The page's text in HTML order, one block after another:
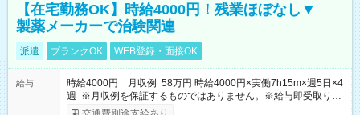
【在宅勤務OK】時給4000円！残業ほぼなし▼
製薬メーカーで治験関連
派遣 ブランクOK WEB登録・面接OK
給与
時給4000円 月収例 58万円 時給4000円×実働7h15m×週5日×4
週 ※月収例を保証するものではありません。※給与即受取りサ
ービス利用可（利用条件有）